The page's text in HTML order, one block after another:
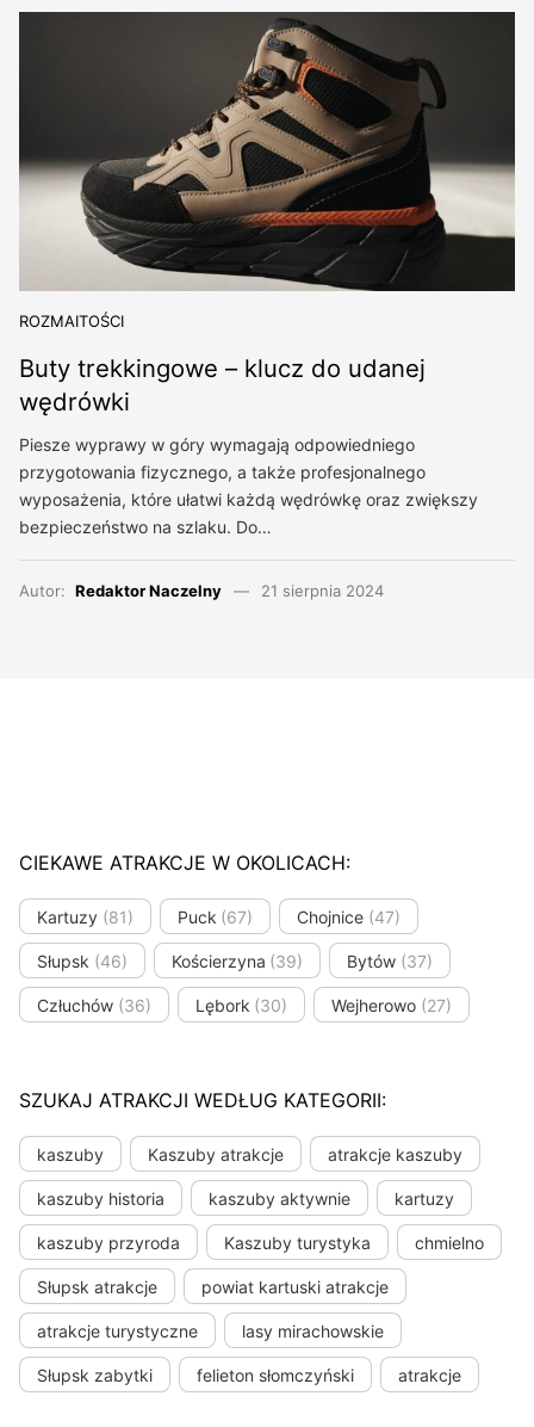
ROZMAITOŚCI
Buty trekkingowe – klucz do udanej
wędrówki
Piesze wyprawy w góry wymagają odpowiedniego
przygotowania fizycznego, a także profesjonalnego
wyposażenia, które ułatwi każdą wędrówkę oraz zwiększy
bezpieczeństwo na szlaku. Do…
Autor: Redaktor Naczelny 21 sierpnia 2024
CIEKAWE ATRAKCJE W OKOLICACH:
Kartuzy (81) Puck (67) Chojnice (47)
Słupsk (46) Kościerzyna (39) Bytów (37)
Człuchów (36) Lębork (30) Wejherowo (27)
SZUKAJ ATRAKCJI WEDŁUG KATEGORII:
kaszuby Kaszuby atrakcje atrakcje kaszuby
kaszuby historia kaszuby aktywnie kartuzy
kaszuby przyroda Kaszuby turystyka chmielno
Słupsk atrakcje powiat kartuski atrakcje
atrakcje turystyczne lasy mirachowskie
Słupsk zabytki felieton słomczyński atrakcje